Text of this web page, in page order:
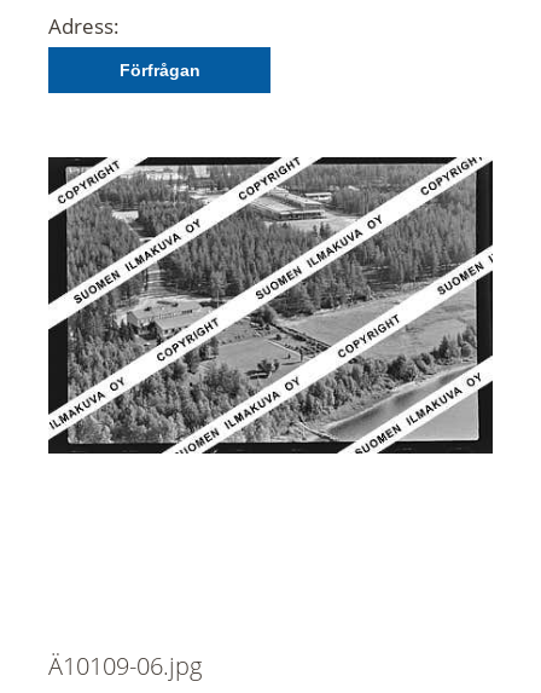
Adress:
Förfrågan
Ä10109-06.jpg